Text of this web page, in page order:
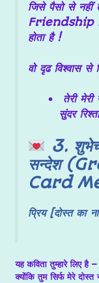
जिसेपैसो से नहीं
Friendship
होता है !
वो दृढ विश्वास से
तेरी
सुंदर
3.
सन्देश
Card
प्रिय [दोस्त का
यह कविता तुम्हारे लिए है –
क्योंकि तुम सिर्फ मेरे दोस्त